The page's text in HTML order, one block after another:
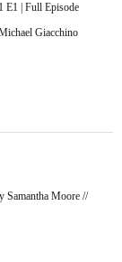
E1 | Full Episode
Giacchino
Samantha Moore //